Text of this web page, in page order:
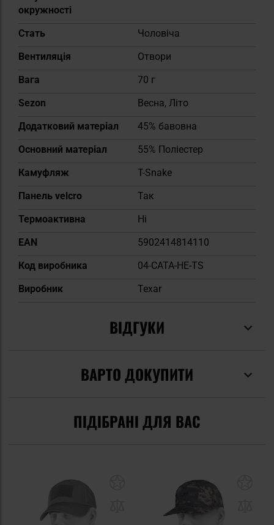
окружності
Cтать
Чоловіча
Вентиляція
Отвори
Вага
70 г
Sezon
Весна, Літо
Додатковий матеріал
45% бавовна
Основний матеріал
55% Поліестер
Камуфляж
T-Snake
Панель velcro
Так
Термоактивна
Ні
EAN
5902414814110
Код виробника
04-CATA-HE-TS
Виробник
Texar
ВІДГУКИ
ВАРТО ДОКУПИТИ
ПІДІБРАНІ ДЛЯ ВАС